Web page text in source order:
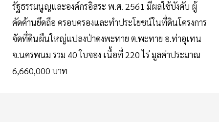
รัฐธรรมนูญและองค์กรอิสระ พ.ศ. 2561 มีผลใช้บังคับ ผู้
คัดค้านยึดถือ ครอบครองและทำประโยชน์ในที่ดินโครงการ
จัดที่ดินผืนใหญ่แปลงป่าดงพะทาย ต.พะทาย อ.ท่าอุเทน
จ.นครพนม รวม 40 ใบจอง เนื้อที่ 220 ไร่ มูลค่าประมาณ
6,660,000 บาท